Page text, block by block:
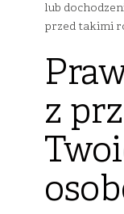
lub
przed takimi
z